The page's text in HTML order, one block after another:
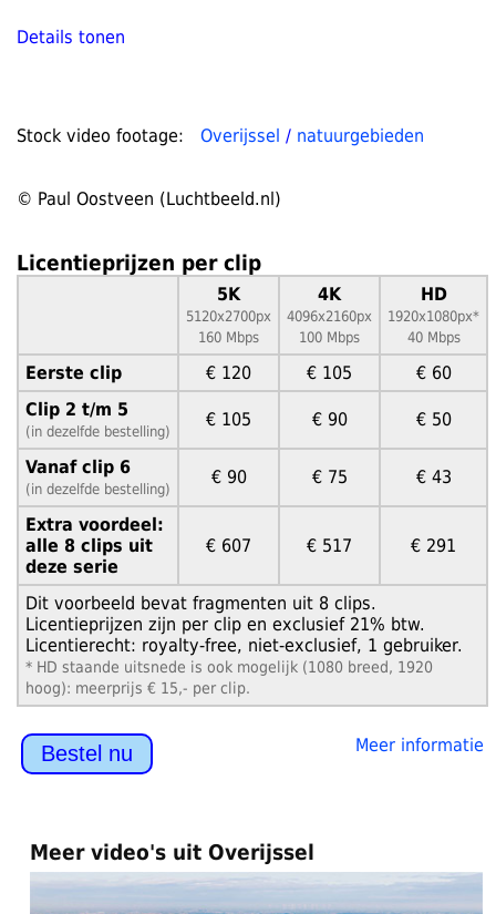
Details tonen
Stock video footage: Overijssel / natuurgebieden
© Paul Oostveen (Luchtbeeld.nl)
Licentieprijzen per clip
5K
5120x2700px
160 Mbps
4K
4096x2160px
100 Mbps
HD
1920x1080px*
40 Mbps
Eerste clip € 120 € 105
€ 60
Clip 2 t/m 5
(in dezelfde bestelling)
€ 105 € 90 € 50
Vanaf clip 6
(in dezelfde bestelling)
€ 90 € 75 € 43
Extra voordeel:
alle 8 clips uit
deze serie
€ 607 € 517 € 291
Dit voorbeeld bevat fragmenten uit 8 clips.
Licentieprijzen zijn per clip en exclusief 21% btw.
Licentierecht: royalty-free, niet-exclusief, 1 gebruiker.
* HD staande uitsnede is ook mogelijk (1080 breed, 1920
hoog): meerprijs € 15,- per clip.
Bestel nu Meer informatie
Meer video's uit Overijssel